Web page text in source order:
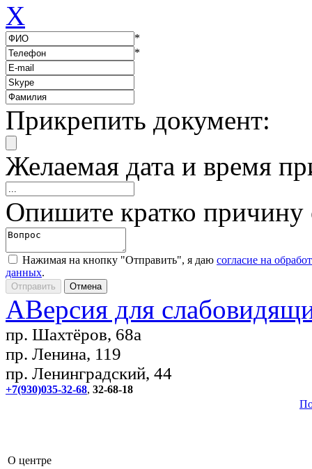
X
*
*
Прикрепить документ:
Желаемая дата и время
Опишите кратко
Нажимая на кнопку "Отправить", я даю согласие на
данных.
AВерсия для
пр. Шахтёров, 68а
пр. Ленина, 119
пр. Ленинградский, 44
+7(930)035-32-68, 32-68-18
О центре